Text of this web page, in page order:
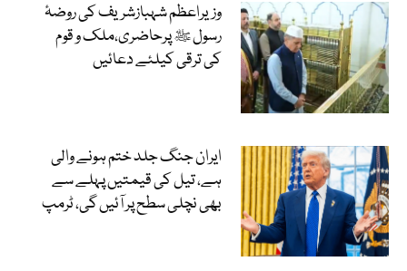
وزیراعظم شہبازشریف کی روضۂ
رسول ﷺ پرحاضری،ملک و قوم
کی ترقی کیلئے دعائیں
ایران جنگ جلد ختم ہونے والی
ہے، تیل کی قیمتیں پہلے سے
بھی نچلی سطح پر آئیں گی، ٹرمپ